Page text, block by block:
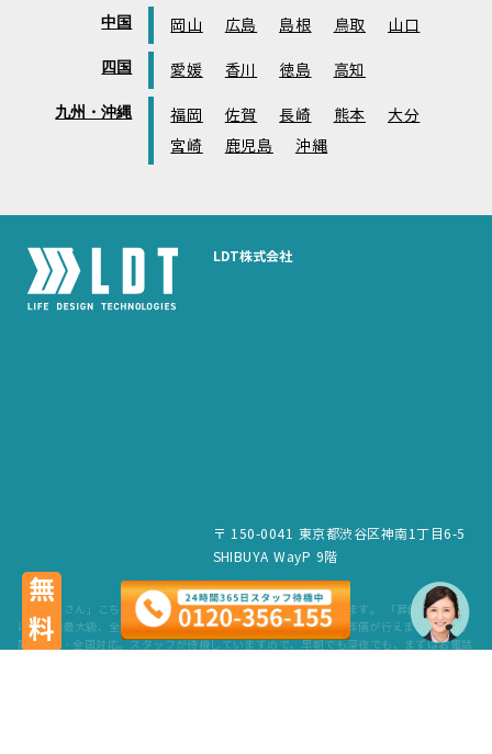
中国 岡山 広島 島根 鳥取 山口
四国 愛媛 香川 徳島 高知
九州・沖縄 福岡 佐賀 長崎 熊本
大分
宮崎
鹿児島 沖縄
LDT株式会社
〒 150-0041 東京都渋谷区神南1丁目6-5
SHIBUYA WayP 9階
「葬儀屋さん」こちらのサービスは、LDT株式会社が運営しています。 「葬儀屋さん」
は、日本最大級、全国6,500件の葬儀場を掲載。最寄りの式場で葬儀が行えます。 24時
間365日・全国対応。スタッフが待機していますので、早朝でも深夜でも、まずはお電話
無料